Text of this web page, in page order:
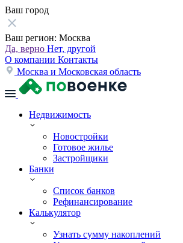
Ваш город
Ваш регион: Москва
Да, верно Нет, другой
О компании Контакты
Москва и Московская область
Недвижимость
Новостройки
Готовое жилье
Застройщики
Банки
Список банков
Рефинансирование
Калькулятор
Узнать сумму накоплений